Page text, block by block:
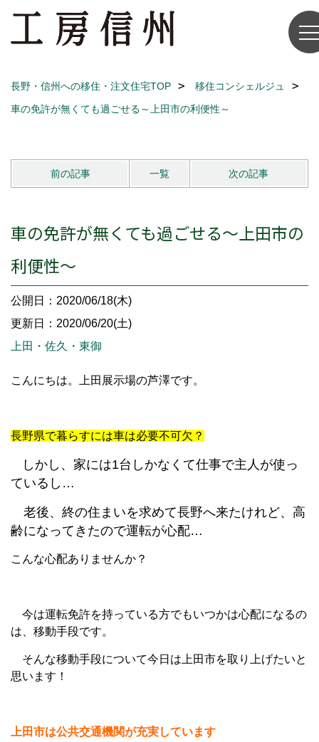
長野・信州への移住・注文住宅TOP
移住コンシェルジュ
車の免許が無くても過ごせる～上田市の利便性～
前の記事 一覧 次の記事
車の免許が無くても過ごせる～上田市の
利便性～
公開日：2020/06/18(木)
更新日：2020/06/20(土)
上田・佐久・東御
こんにちは。上田展示場の芦澤です。
長野県で暮らすには車は必要不可欠？
しかし、家には1台しかなくて仕事で主人が使っ
ているし…
老後、終の住まいを求めて長野へ来たけれど、高
齢になってきたので運転が心配…
こんな心配ありませんか？
今は運転免許を持っている方でもいつかは心配になるの
は、移動手段です。
そんな移動手段について今日は上田市を取り上げたいと
思います！
上田市は公共交通機関が充実しています